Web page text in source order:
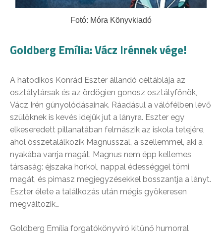
Fotó: Móra Könyvkiadó
Goldberg Emília: Vácz Irénnek vége!
A hatodikos Konrád Eszter állandó céltáblája az
osztálytársak és az ördögien gonosz osztályfőnök,
Vácz Irén gúnyolódásainak. Ráadásul a válófélben lévő
szülőknek is kevés idejük jut a lányra. Eszter egy
elkeseredett pillanatában felmászik az iskola tetejére,
ahol összetalálkozik Magnusszal, a szellemmel, aki a
nyakába varrja magát. Magnus nem épp kellemes
társaság: éjszaka horkol, nappal édességgel tömi
magát, és pimasz megjegyzésekkel bosszantja a lányt.
Eszter élete a találkozás után mégis gyökeresen
megváltozik…
Goldberg Emília forgatókönyvíró kitűnő humorral